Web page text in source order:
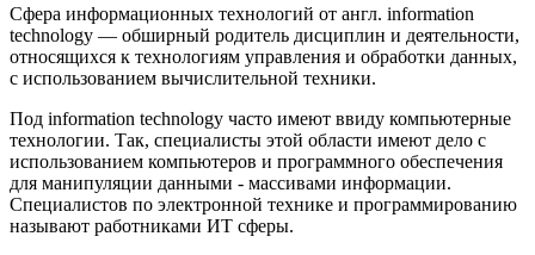
Сфера информационных технологий от англ. information
technology — обширный родитель дисциплин и деятельности,
относящихся к технологиям управления и обработки данных,
с использованием вычислительной техники.
Под information technology часто имеют ввиду компьютерные
технологии. Так, специалисты этой области имеют дело с
использованием компьютеров и программного обеспечения
для манипуляции данными - массивами информации.
Специалистов по электронной технике и программированию
называют работниками ИТ сферы.